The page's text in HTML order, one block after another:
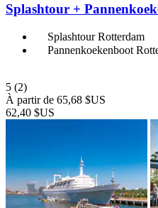
Splashtour +
Splashtour Rotterdam
Pannenkoekenboot
5 (2)
À partir de 65,68 $US
62,40 $US